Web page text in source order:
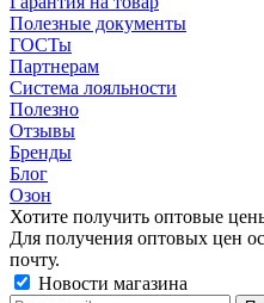
Полезные документы
ГОСТы
Партнерам
Система лояльности
Полезно
Отзывы
Бренды
Блог
Озон
Хотите получить оптовые
Для получения оптовых цен
почту.
Новости магазина